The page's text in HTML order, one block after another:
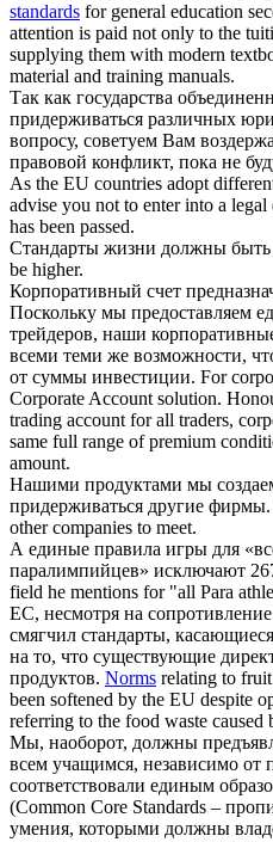
standards for general education
attention is paid not only to the
supplying them with modern
material and training manuals.
Так как государства
придерживаться различных
вопросу, советуем Вам
правовой конфликт, пока не
As the EU countries adopt
advise you not to enter into a
has been passed.
Стандарты жизни должны
be higher.
Корпоративный счет
Поскольку мы предоставляем
трейдеров, наши
всеми теми же возможности,
от суммы инвестиции. For
Corporate Account solution.
trading account for all traders,
same full range of premium
amount.
Нашими продуктами мы
придерживаться другие фирмы.
other companies to meet.
А единые правила игры для
паралимпийцев» исключают
field he mentions for "all Para
ЕС, несмотря на
смягчил стандарты,
на то, что существующие
продуктов. Norms relating to
been softened by the EU despite
referring to the food waste caused
Мы, наоборот, должны
всем учащимся, независимо от
соответствовали единым
(Common Core Standards –
умения, которыми должны